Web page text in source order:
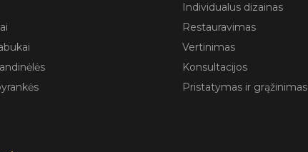
Individualus dizainas
Restauravimas
Vertinimas
Konsultacijos
Pristatymas ir grąžinimas